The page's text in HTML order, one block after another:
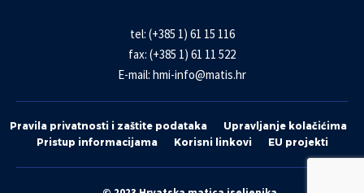
tel: (+385 1) 61 15 116
fax: (+385 1) 61 11 522
E-mail: hmi-info@matis.hr
Pravila privatnosti i zaštite podataka
Upravljanje kolačićima
Pristup informacijama
Korisni linkovi EU projekti